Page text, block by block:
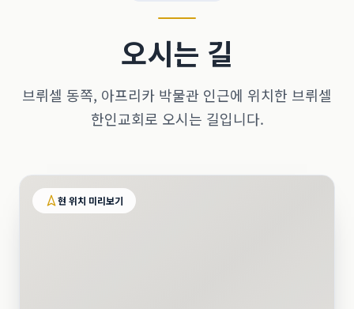
오시는 길
브뤼셀 동쪽, 아프리카 박물관 인근에 위치한 브뤼셀
한인교회로 오시는 길입니다.
현 위치 미리보기